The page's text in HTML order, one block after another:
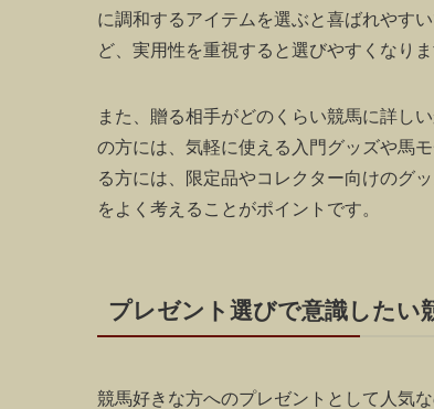
に調和するアイテムを選ぶと喜ばれやす
ど、実用性を重視すると選びやすくなりま
また、贈る相手がどのくらい競馬に詳し
の方には、気軽に使える入門グッズや馬
る方には、限定品やコレクター向けのグ
をよく考えることがポイントです。
プレゼント選びで意識したい
競馬好きな方へのプレゼントとして人気